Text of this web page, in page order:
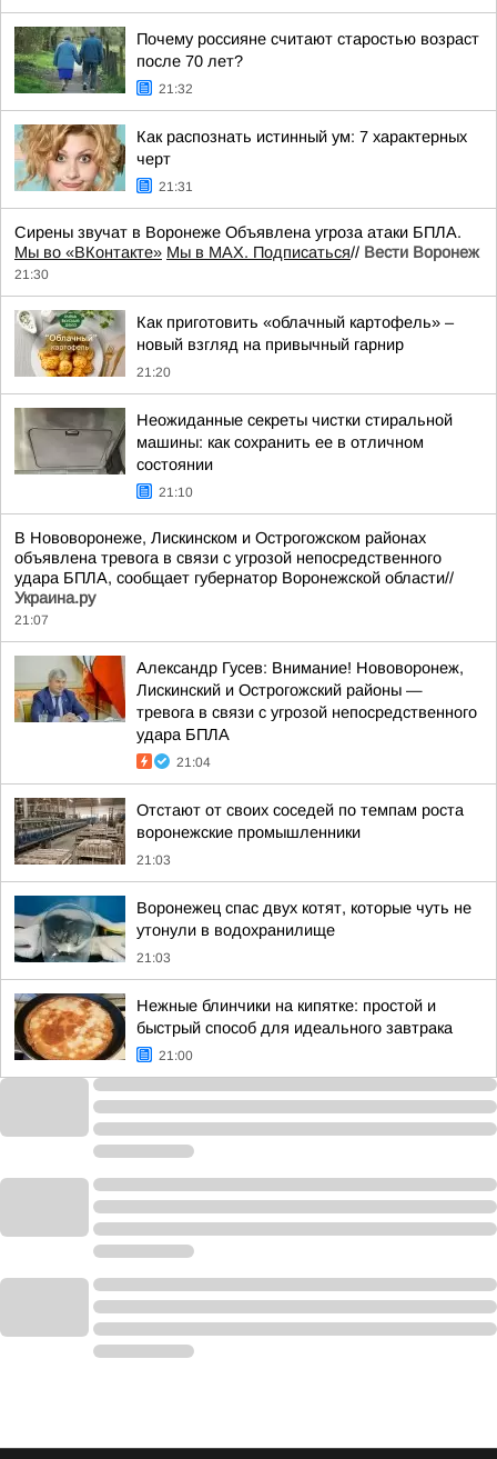
Почему россияне считают старостью возраст
после 70 лет?
21:32
Как распознать истинный ум: 7 характерных
черт
21:31
Сирены звучат в Воронеже Объявлена угроза атаки БПЛА.
Мы во «ВКонтакте» Мы в MAX. Подписаться// Вести Воронеж
21:30
Как приготовить «облачный картофель» –
новый взгляд на привычный гарнир
21:20
Неожиданные секреты чистки стиральной
машины: как сохранить ее в отличном
состоянии
21:10
В Нововоронеже, Лискинском и Острогожском районах
объявлена тревога в связи с угрозой непосредственного
удара БПЛА, сообщает губернатор Воронежской области//
Украина.ру
21:07
Александр Гусев: Внимание! Нововоронеж,
Лискинский и Острогожский районы —
тревога в связи с угрозой непосредственного
удара БПЛА
21:04
Отстают от своих соседей по темпам роста
воронежские промышленники
21:03
Воронежец спас двух котят, которые чуть не
утонули в водохранилище
21:03
Нежные блинчики на кипятке: простой и
быстрый способ для идеального завтрака
21:00